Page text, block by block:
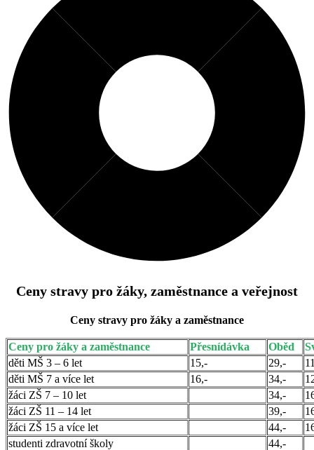
Ceny stravy pro žáky, zaměstnance a veřejnost
Ceny stravy pro žáky a zaměstnance
Ceny pro žáky a zaměstnance Přesnídávka Oběd
děti MŠ 3 – 6 let
15,- 29,-
děti MŠ 7 a více let
16,- 34,-
žáci ZŠ 7 – 10 let
34,-
žáci ZŠ 11 – 14 let
39,-
žáci ZŠ 15 a více let
44,-
studenti zdravotní školy
44,-